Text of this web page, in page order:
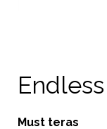
Must teras